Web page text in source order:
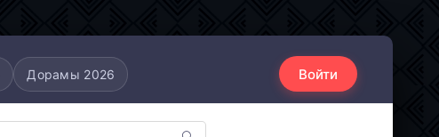
Дорамы 2026 Войти